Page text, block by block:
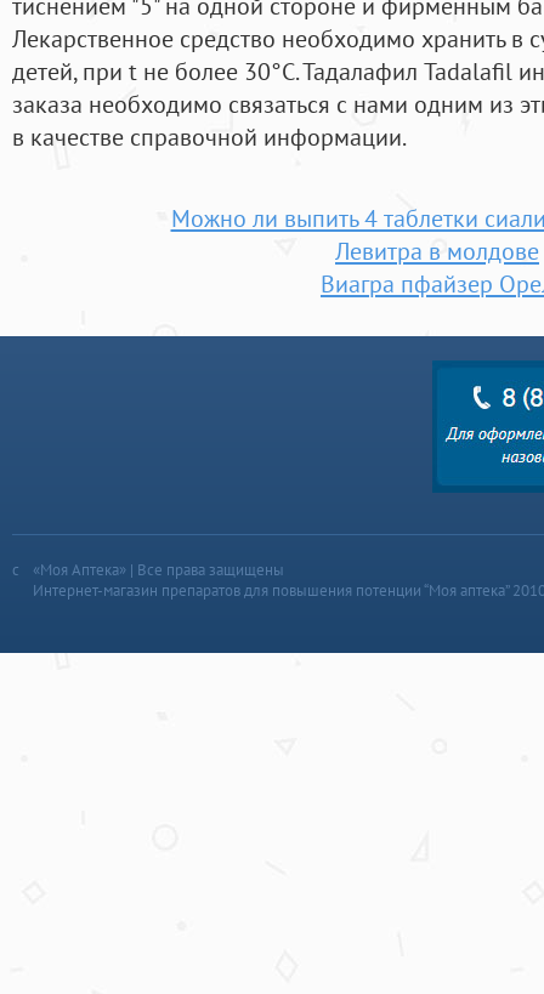
Лекарственное средство необходимо хранить в
детей, при t не более 30°С. Тадалафил Tadalafil
заказа необходимо связаться с нами одним из
в качестве справочной информации.
Можно ли выпить 4 таблетки
Левитра в молдове
Виагра пфайзер
«Моя Аптека» | Все права защищены
Интернет-магазин препаратов для повышения потенции “Моя аптека”